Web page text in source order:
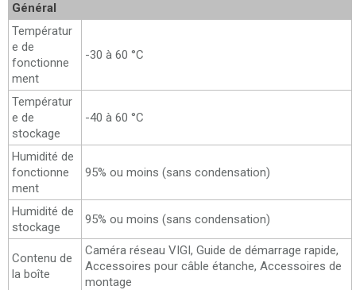
Général
Températur
e de
fonctionne
ment
-30 à 60 °C
Températur
e de
stockage
-40 à 60 °C
Humidité de
fonctionne
ment
95% ou moins (sans condensation)
Humidité de
stockage
95% ou moins (sans condensation)
Contenu de
la boîte
Caméra réseau VIGI, Guide de démarrage rapide,
Accessoires pour câble étanche, Accessoires de
montage